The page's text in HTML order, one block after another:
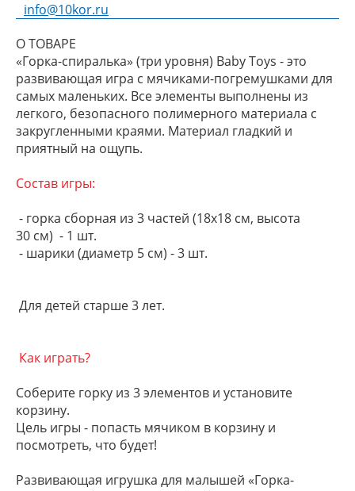
info@10kor.ru
О ТОВАРЕ
«Горка-спиралька» (три уровня) Baby Toys - это
развивающая игра с мячиками-погремушками для
самых маленьких. Все элементы выполнены из
легкого, безопасного полимерного материала с
закругленными краями. Материал гладкий и
приятный на ощупь.
Состав игры:
- горка сборная из 3 частей (18х18 см, высота
30 см) - 1 шт.
- шарики (диаметр 5 см) - 3 шт.
Для детей старше 3 лет.
Как играть?
Соберите горку из 3 элементов и установите
корзину.
Цель игры - попасть мячиком в корзину и
посмотреть, что будет!
Развивающая игрушка для малышей «Горка-